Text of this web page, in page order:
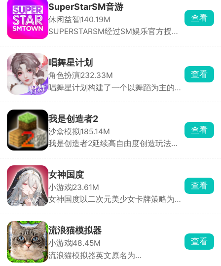
SuperStarSM音游
休闲益智140.19M
SUPERSTARSM经过SM娱乐官方授
到判定线的瞬间点击屏幕完成击打，精
准敲击即可积累分数、推进曲目演奏。
除此之外，游戏还搭载了完整的闯关养
成体系与实时PK竞技两大核心系统。满
查看
唱舞星计划
角色扮演232.33M
唱舞星计划构建了一个以舞蹈为主的幻
衣服，用跳舞的方式与其他玩家同台竞
技，提升自己的艺术品鉴能力和身体灵
活性。游戏中有大量的音乐曲库，环境
也可以自由探索，努力成为你心目中的
查看
我是创造者2
沙盒模拟185.14M
我是创造者2延续高自由度创造玩法并
造者，踏入一片由立体像素方块搭建而
成的广袤开放世界，把脑海中的构想变
为可触摸、可漫游、可欣赏的专属像素
世界，让创造的乐趣与成就感被无限放
查看
女神国度
小游戏23.61M
女神国度以二次元美少女卡牌策略为主
女，她们外貌各异、技能定位不同，可
自由搭配阵容释放全力。游戏主打放置
闯关自动战斗，支持跳过战斗与离线挂
机，解放双手轻松养成。
查看
流浪猫模拟器
小游戏48.45M
流浪猫模拟器英文原名为
查看